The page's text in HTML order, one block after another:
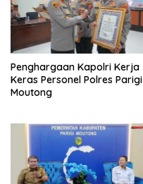
Penghargaan Kapolri Kerja
Keras Personel Polres Parigi
Moutong